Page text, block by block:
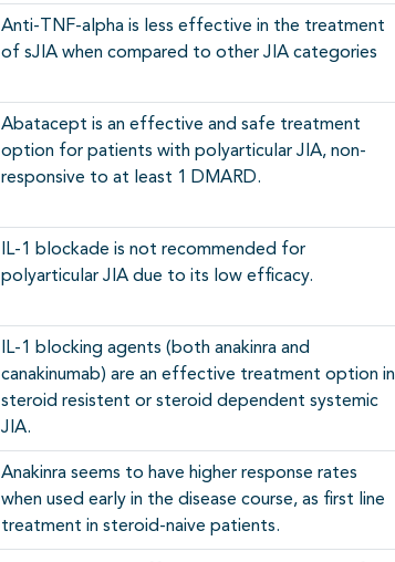
Anti-TNF-alpha is less effective in the treatment
of sJIA when compared to other JIA categories
Abatacept is an effective and safe treatment
option for patients with polyarticular JIA, non-
responsive to at least 1 DMARD.
IL-1 blockade is not recommended for
polyarticular JIA due to its low efficacy.
IL-1 blocking agents (both anakinra and
canakinumab) are an effective treatment option in
steroid resistent or steroid dependent systemic
JIA.
Anakinra seems to have higher response rates
when used early in the disease course, as first line
treatment in steroid-naive patients.